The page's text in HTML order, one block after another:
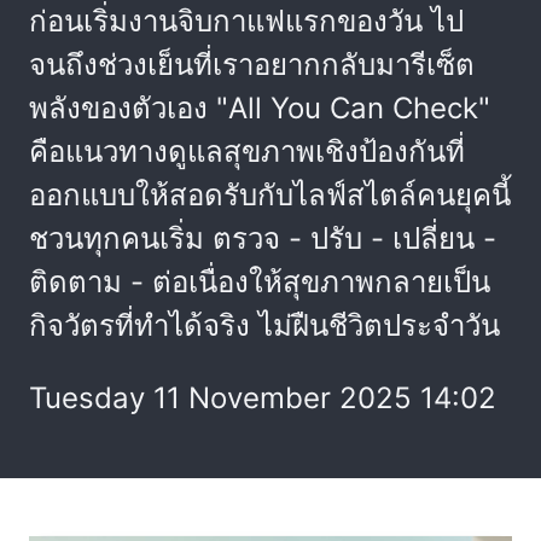
ก่อนเริ่มงานจิบกาแฟแรกของวัน ไป
จนถึงช่วงเย็นที่เราอยากกลับมารีเซ็ต
พลังของตัวเอง "All You Can Check"
คือแนวทางดูแลสุขภาพเชิงป้องกันที่
ออกแบบให้สอดรับกับไลฟ์สไตล์คนยุคนี้
ชวนทุกคนเริ่ม ตรวจ - ปรับ - เปลี่ยน -
ติดตาม - ต่อเนื่องให้สุขภาพกลายเป็น
กิจวัตรที่ทำได้จริง ไม่ฝืนชีวิตประจำวัน
Tuesday 11 November 2025 14:02